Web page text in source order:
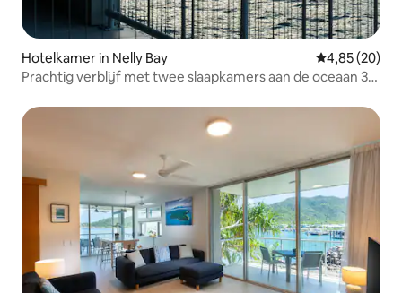
Hotelkamer in Nelly Bay Gemiddelde
4,85 (20)
Prachtig verblijf met twee slaapkamers aan de oceaan 3+